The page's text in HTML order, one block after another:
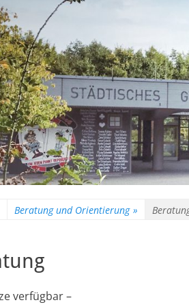
Beratung und Orientierung »
verfügbar –